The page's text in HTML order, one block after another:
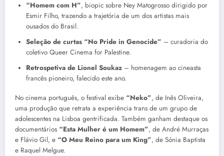
“Homem com H”, biopic sobre Ney Matogrosso dirigido por
Esmir Filho, trazendo a trajetória de um dos artistas mais
ousados do Brasil.
Seleção de curtas “No Pride in Genocide” – curadoria do
coletivo Queer Cinema for Palestine.
Retrospetiva de Lionel Soukaz – homenagem ao cineasta
francês pioneiro, falecido este ano.
No cinema português, o festival exibe “Neko”, de Inês Oliveira,
uma produção que retrata a experiência trans de um grupo de
adolescentes na Lisboa gentrificada. Também ganham destaque os
documentários “Esta Mulher é um Homem”, de André Murraças
e Flávio Gil, e “O Meu Reino para um King”, de Sónia Baptista
e Raquel Melgue.